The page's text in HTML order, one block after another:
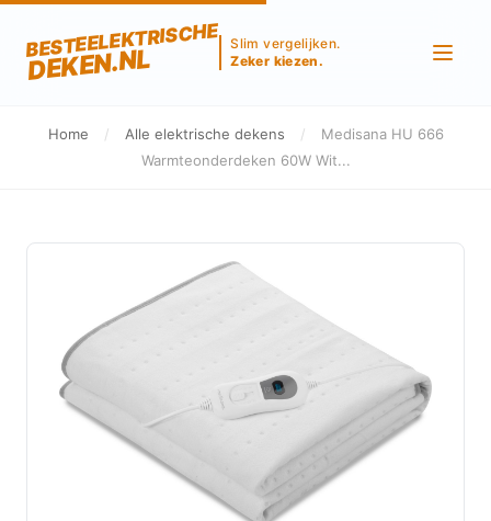
BESTEELEKTRISCHE
DEKEN.NL
Slim vergelijken.
Zeker kiezen.
Home / Alle elektrische dekens /
Medisana HU 666
Warmteonderdeken 60W Wit...